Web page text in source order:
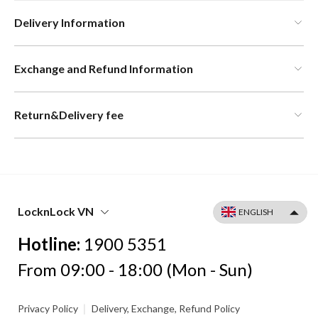
Delivery Information
Exchange and Refund Information
Return&Delivery fee
LocknLock VN
Hotline: 1900 5351
From 09:00 - 18:00 (Mon - Sun)
Privacy Policy | Delivery, Exchange, Refund Policy